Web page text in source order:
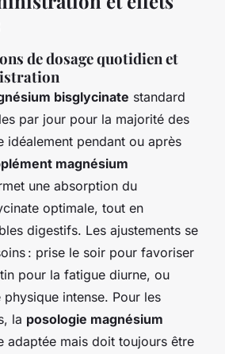
de dosage quotidien et
bisglycinate standard
par jour pour la majorité des
idéalement pendant ou après
magnésium
une absorption du
optimale, tout en
digestifs. Les ajustements se
: prise le soir pour favoriser
pour la fatigue diurne, ou
intense. Pour les
la posologie magnésium
adaptée mais doit toujours être